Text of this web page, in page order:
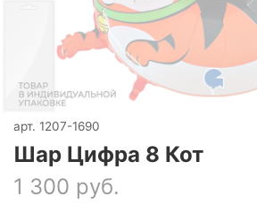
арт. 1207-1690
Шар Цифра 8 Кот
1 300 руб.